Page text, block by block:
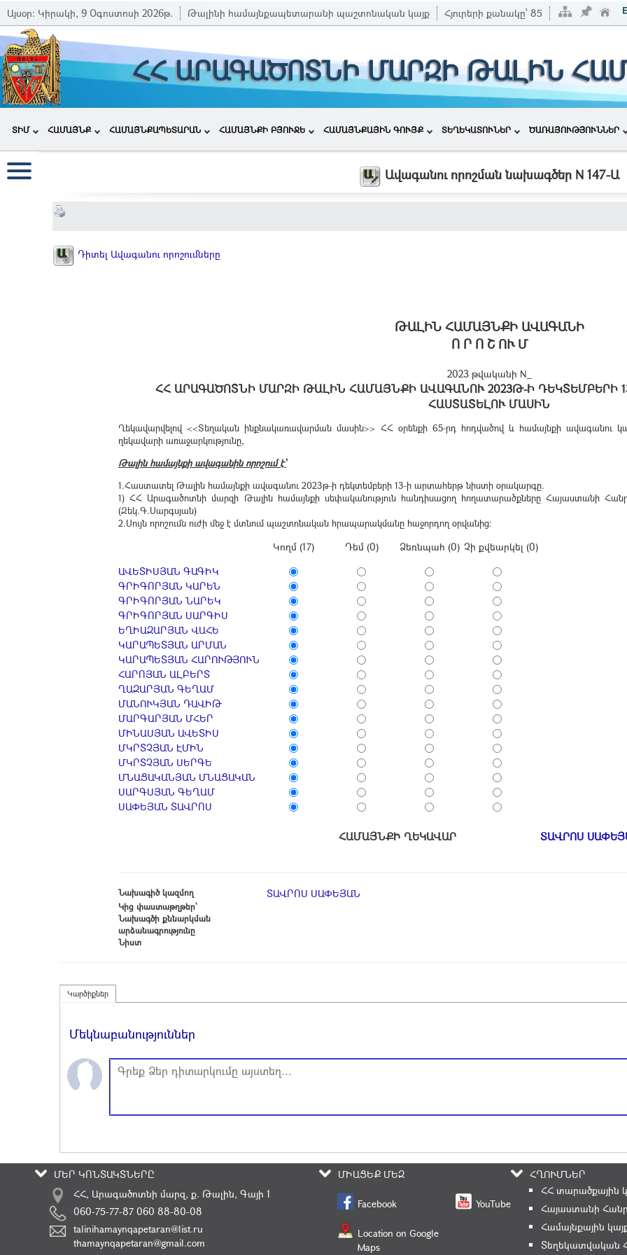
Այսօր: Կիրակի, 9 Օգոստոսի 2026թ. Թալինի համայնքապետարանի պաշտոնական կայք Հյուրերի քանակը՝ 85
ՀՀ ԱՐԱԳԱԾՈՏՆԻ ՄԱՐԶԻ ԹԱԼԻՆ
ՏԻՄ ՀԱՄԱՅՆՔ ՀԱՄԱՅՆՔԱՊԵՏԱՐԱՆ ՀԱՄԱՅՆՔԻ ԲՅՈՒՋԵ ՀԱՄԱՅՆՔԱՅԻՆ ԳՈՒՅՔ ՏԵՂԵԿԱՏՈՒՆԵՐ ԾԱՌԱՅՈՒԹՅՈՒՆՆԵՐ
Ավագանու որոշման նախագծեր N 147-Ա
Դիտել Ավագանու որոշումները
ԹԱԼԻՆ ՀԱՄԱՅՆՔԻ ԱՎԱԳԱՆԻ
Ո Ր Ո Շ ՈՒ Մ
2023 թվականի N_
ՀՀ ԱՐԱԳԱԾՈՏՆԻ ՄԱՐԶԻ ԹԱԼԻՆ ՀԱՄԱՅՆՔԻ ԱՎԱԳԱՆՈՒ 2023Թ-Ի ԴԵԿՏԵՄԲԵՐԻ
ՀԱՍՏԱՏԵԼՈՒ ՄԱՍԻՆ
Ղեկավարվելով <<Տեղական ինքնակառավարման մասին>> ՀՀ օրենքի 65-րդ հոդվածով և համայնքի ավագանու
ղեկավարի առաջարկությունը,
Թալին համայնքի ավագանին որոշում է՝
1.Հաստատել Թալին համայնքի ավագանու 2023թ-ի դեկտեմբերի 13-ի արտահերթ նիստի օրակարգը.
1) ՀՀ Արագածոտնի մարզի Թալին համայնքի սեփականություն հանդիսացող հողատարածքները Հայաստանի
(Զեկ.Գ.Սարգսյան)
2.Սույն որոշումն ուժի մեջ է մտնում պաշտոնական հրապարակմանը հաջորդող օրվանից:
Կողմ (17) Դեմ (0) Ձեռնպահ (0) Չի քվեարկել (0)
ԱՎԵՏԻՍՅԱՆ ԳԱԳԻԿ
ԳՐԻԳՈՐՅԱՆ ԿԱՐԵՆ
ԳՐԻԳՈՐՅԱՆ ՆԱՐԵԿ
ԳՐԻԳՈՐՅԱՆ ՍԱՐԳԻՍ
ԵՂԻԱԶԱՐՅԱՆ ՎԱՀԵ
ԿԱՐԱՊԵՏՅԱՆ ԱՐՄԱՆ
ԿԱՐԱՊԵՏՅԱՆ ՀԱՐՈՒԹՅՈՒՆ
ՀԱՐՈՅԱՆ ԱԼԲԵՐՏ
ՂԱԶԱՐՅԱՆ ԳԵՂԱՄ
ՄԱՆՈՒԿՅԱՆ ԴԱՎԻԹ
ՄԱՐԳԱՐՅԱՆ ՄՀԵՐ
ՄԻՆԱՍՅԱՆ ԱՎԵՏԻՍ
ՄԿՐՏՉՅԱՆ ԷՄԻՆ
ՄԿՐՏՉՅԱՆ ՍԵՐԳԵ
ՄՆԱՑԱԿԱՆՅԱՆ ՄՆԱՑԱԿԱՆ
ՍԱՐԳՍՅԱՆ ԳԵՂԱՄ
ՍԱՓԵՅԱՆ ՏԱՎՐՈՍ
ՀԱՄԱՅՆՔԻ ՂԵԿԱՎԱՐ ՏԱՎՐՈՍ
Նախագիծ կազմող ՏԱՎՐՈՍ ՍԱՓԵՅԱՆ
Կից փաստաթղթեր՝
Նախագծի քննարկման
արձանագրությունը
Նիստ
Կարծիքներ
Մեկնաբանություններ
ՄԵՐ ԿՈՆՏԱԿՏՆԵՐԸ ՄԻԱՑԵՔ ՄԵԶ
ՀՂՈՒՄՆԵՐ
ՀՀ, Արագածոտնի մարզ, ք. Թալին, Գայի 1
060-75-77-87 060 88-80-08
talinihamaynqapetaran@list.ru
thamaynqapetaran@gmail.com
Facebook
Location on Google
Maps
YouTube
ՀՀ տարածքային
Հայաստանի
Համայնքային
Տեղեկատվական